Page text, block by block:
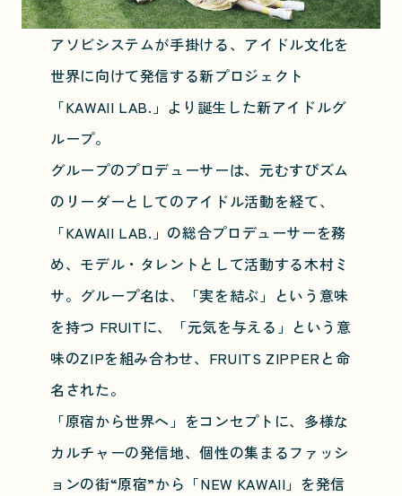
アソビシステムが手掛ける、アイドル文化を
世界に向けて発信する新プロジェクト
「KAWAII LAB.」より誕生した新アイドルグ
ループ。
グループのプロデューサーは、元むすびズム
のリーダーとしてのアイドル活動を経て、
「KAWAII LAB.」の総合プロデューサーを務
め、モデル・タレントとして活動する木村ミ
サ。グループ名は、「実を結ぶ」という意味
を持つ FRUITに、「元気を与える」という意
味のZIPを組み合わせ、FRUITS ZIPPERと命
名された。
「原宿から世界へ」をコンセプトに、多様な
カルチャーの発信地、個性の集まるファッシ
ョンの街“原宿”から「NEW KAWAII」を発信